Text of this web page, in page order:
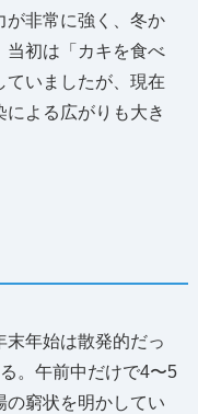
が非常に強く、冬か
当初は「カキを食べ
ていましたが、現在
よる広がりも大き
年始は散発的だっ
。午前中だけで4〜5
の窮状を明かしてい